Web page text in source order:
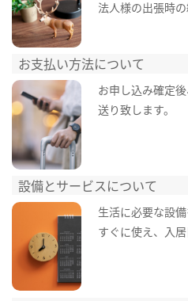
法人様の出張時
お支払い方法について
お申し込み確定
送り致します。
設備とサービスについて
生活に必要な設
すぐに使え、入